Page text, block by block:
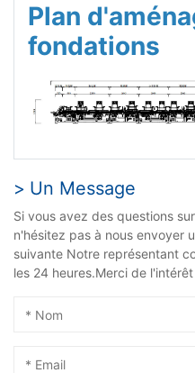
Plan
fondations
Un Message
Si vous avez des questions
n'hésitez pas à nous envoyer
suivante Notre représentant
les 24 heures.Merci de